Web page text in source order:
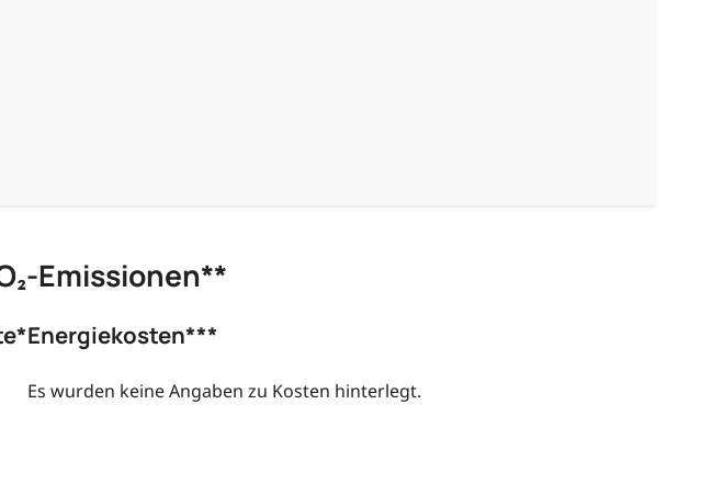
Emissionen**
Energiekosten***
Es wurden keine Angaben zu Kosten hinterlegt.